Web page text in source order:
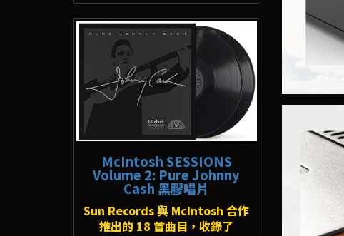
McIntosh SESSIONS
Volume 2: Pure Johnny
Cash 黑膠唱片
Sun Records 與 McIntosh 合作
推出的 18 首曲目，收錄了